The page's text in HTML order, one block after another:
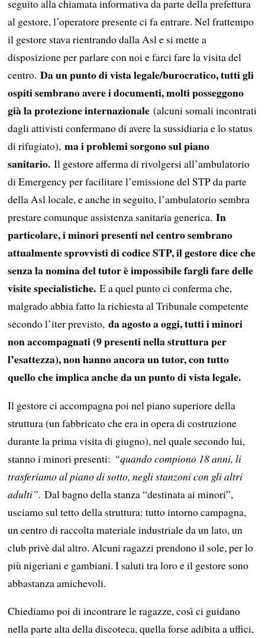
seguito alla chiamata informativa da parte della prefettura
al gestore, l’operatore presente ci fa entrare. Nel frattempo
il gestore stava rientrando dalla Asl e si mette a
disposizione per parlare con noi e farci fare la visita del
centro. Da un punto di vista legale/burocratico, tutti gli
ospiti sembrano avere i documenti, molti posseggono
già la protezione internazionale (alcuni somali incontrati
dagli attivisti confermano di avere la sussidiaria e lo status
di rifugiato), ma i problemi sorgono sul piano
sanitario. Il gestore afferma di rivolgersi all’ambulatorio
di Emergency per facilitare l’emissione del STP da parte
della Asl locale, e anche in seguito, l’ambulatorio sembra
prestare comunque assistenza sanitaria generica. In
particolare, i minori presenti nel centro sembrano
attualmente sprovvisti di codice STP, il gestore dice che
senza la nomina del tutor è impossibile fargli fare delle
visite specialistiche. E a quel punto ci conferma che,
malgrado abbia fatto la richiesta al Tribunale competente
secondo l’iter previsto, da agosto a oggi, tutti i minori
non accompagnati (9 presenti nella struttura per
l’esattezza), non hanno ancora un tutor, con tutto
quello che implica anche da un punto di vista legale.
Il gestore ci accompagna poi nel piano superiore della
struttura (un fabbricato che era in opera di costruzione
durante la prima visita di giugno), nel quale secondo lui,
stanno i minori presenti: “quando compiono 18 anni, li
trasferiamo al piano di sotto, negli stanzoni con gli altri
adulti”. Dal bagno della stanza “destinata ai minori”,
usciamo sul tetto della struttura: tutto intorno campagna,
un centro di raccolta materiale industriale da un lato, un
club privè dal altro. Alcuni ragazzi prendono il sole, per lo
più nigeriani e gambiani. I saluti tra loro e il gestore sono
abbastanza amichevoli.
Chiediamo poi di incontrare le ragazze, così ci guidano
nella parte alta della discoteca, quella forse adibita a uffici,